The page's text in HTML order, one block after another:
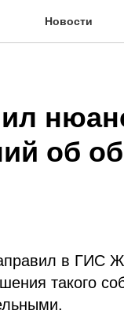
Новости
об
в ГИС
такого